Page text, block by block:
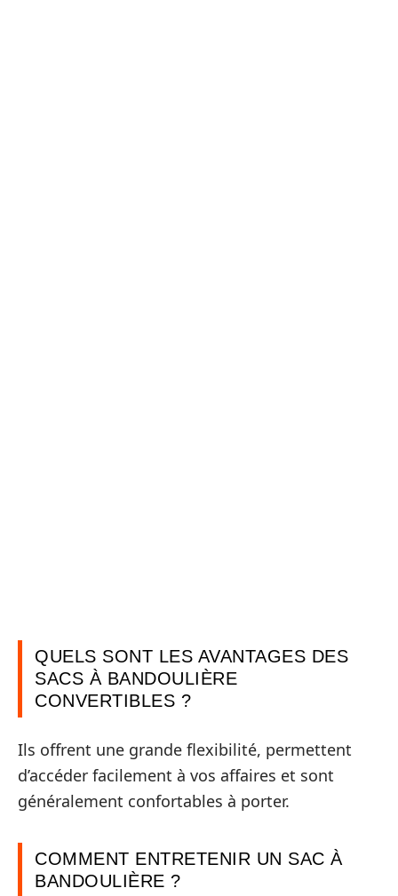
QUELS SONT LES AVANTAGES DES
SACS À BANDOULIÈRE
CONVERTIBLES ?
Ils offrent une grande flexibilité, permettent
d’accéder facilement à vos affaires et sont
généralement confortables à porter.
COMMENT ENTRETENIR UN SAC À
BANDOULIÈRE ?